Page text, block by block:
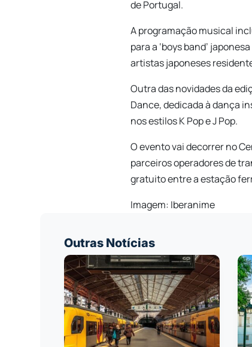
de Portugal.
A programação musical
para a ‘boys band’
artistas japoneses
Outra das novidades da
Dance, dedicada à dança
nos estilos K Pop e J Pop.
O evento vai decorrer no
parceiros operadores de
gratuito entre a estação
Imagem: Iberanime
Outras Notícias